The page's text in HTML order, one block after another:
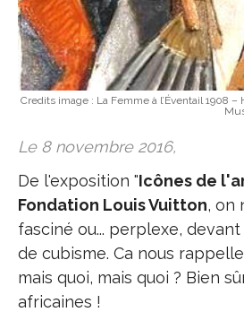
Credits image : La Femme à l’Éventail 1908
Le 8 novembre 2016,
De l'exposition "Icônes de
Fondation Louis Vuitton, on
fasciné ou... perplexe,
de cubisme. Ca nous
mais quoi, mais quoi ? Bien
africaines !